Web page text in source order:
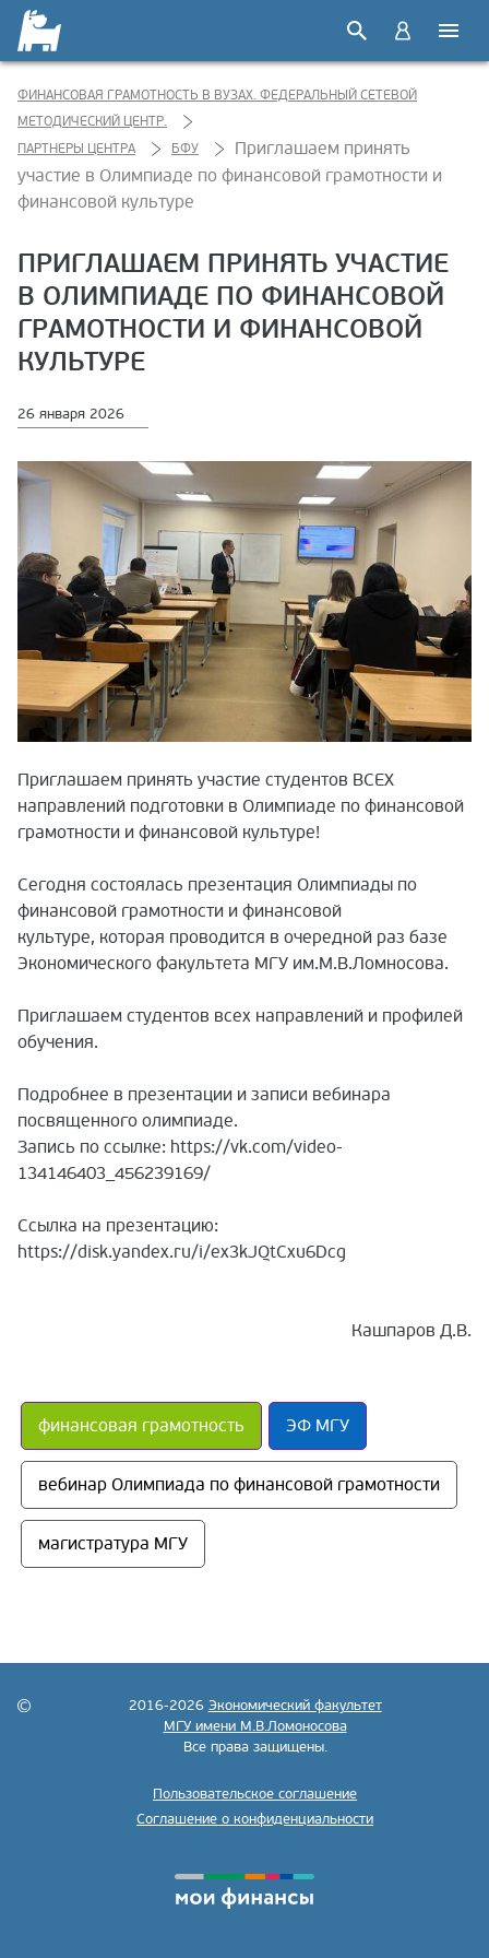
ФИНАНСОВАЯ ГРАМОТНОСТЬ В ВУЗАХ. ФЕДЕРАЛЬНЫЙ СЕТЕВОЙ
МЕТОДИЧЕСКИЙ ЦЕНТР.
ПАРТНЕРЫ ЦЕНТРА
БФУ
Приглашаем принять
участие в Олимпиаде по финансовой грамотности и
финансовой культуре
ПРИГЛАШАЕМ ПРИНЯТЬ УЧАСТИЕ
В ОЛИМПИАДЕ ПО ФИНАНСОВОЙ
ГРАМОТНОСТИ И ФИНАНСОВОЙ
КУЛЬТУРЕ
26 января 2026
Приглашаем принять участие студентов ВСЕХ
направлений подготовки в Олимпиаде по финансовой
грамотности и финансовой культуре!
Сегодня состоялась презентация Олимпиады по
финансовой грамотности и финансовой
культуре, которая проводится в очередной раз базе
Экономического факультета МГУ им.М.В.Ломносова.
Приглашаем студентов всех направлений и профилей
обучения.
Подробнее в презентации и записи вебинара
посвященного олимпиаде.
Запись по ссылке: https://vk.com/video-
134146403_456239169/
Ссылка на презентацию:
https://disk.yandex.ru/i/ex3kJQtCxu6Dcg
Кашпаров Д.В.
финансовая грамотность ЭФ МГУ
вебинар Олимпиада по финансовой грамотности
магистратура МГУ
2016-2026 Экономический факультет
МГУ имени М.В.Ломоносова
Все права защищены.
Пользовательское соглашение
Соглашение о конфиденциальности